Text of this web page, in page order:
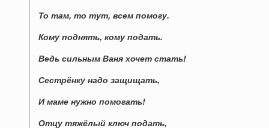
То там, то тут, всем помогу.
Кому поднять, кому подать.
Ведь сильным Ваня хочет стать!
Сестрёнку надо защищать,
И маме нужно помогать!
Отцу тяжёлый ключ подать,